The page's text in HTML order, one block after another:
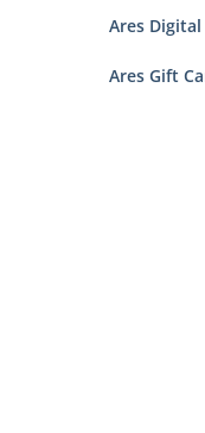
Ares Digital
Ares Gift